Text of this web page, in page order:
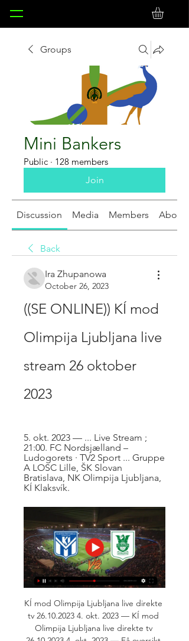
Groups
Mini Bankers
Public · 128 members
Join
Discussion Media Members About
Back
Ira Zhupanowa
October 26, 2023
((SE ONLINE)) KÍ mod
Olimpija Ljubljana live
stream 26 oktober
2023
5. okt. 2023 — ... Live Stream ;
21:00. FC Nordsjælland –
Ludogorets · TV2 Sport ... Gruppe
A LOSC Lille, ŠK Slovan
Bratislava, NK Olimpija Ljubljana,
KÍ Klaksvík.
KÍ mod Olimpija Ljubljana live direkte
tv 26.10.2023 4. okt. 2023 — KÍ mod
Olimpija Ljubljana live direkte tv